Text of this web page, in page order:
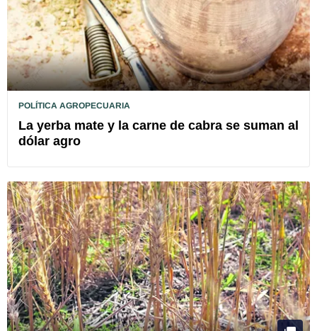
POLÍTICA AGROPECUARIA
La yerba mate y la carne de cabra se suman al
dólar agro